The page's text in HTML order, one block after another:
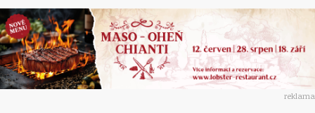
reklama